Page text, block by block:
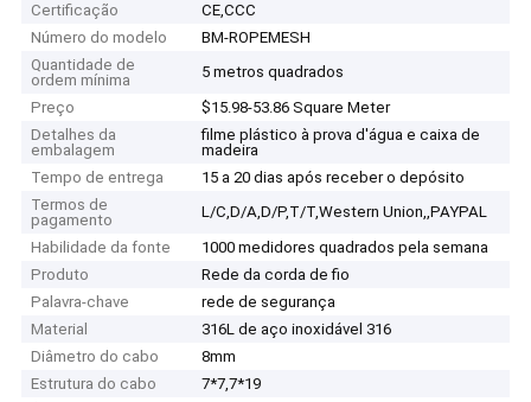
Certificação
CE,CCC
Número do modelo
BM-ROPEMESH
Quantidade de
ordem mínima
5 metros quadrados
Preço
$15.98-53.86 Square Meter
Detalhes da
embalagem
filme plástico à prova d'água e caixa de
madeira
Tempo de entrega
15 a 20 dias após receber o depósito
Termos de
pagamento
L/C,D/A,D/P,T/T,Western Union,,PAYPAL
Habilidade da fonte
1000 medidores quadrados pela semana
Produto
Rede da corda de fio
Palavra-chave
rede de segurança
Material
316L de aço inoxidável 316
Diâmetro do cabo
8mm
Estrutura do cabo
7*7,7*19